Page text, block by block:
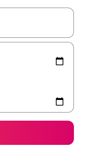
explore-os